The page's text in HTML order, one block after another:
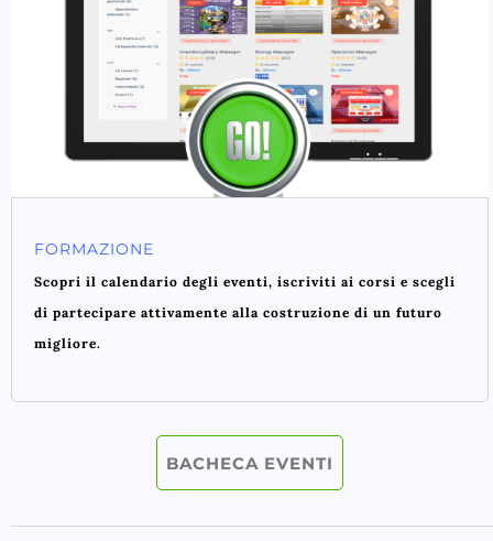
FORMAZIONE
Scopri il calendario degli eventi, iscriviti ai corsi e scegli
di partecipare attivamente alla costruzione di un futuro
migliore.
BACHECA EVENTI